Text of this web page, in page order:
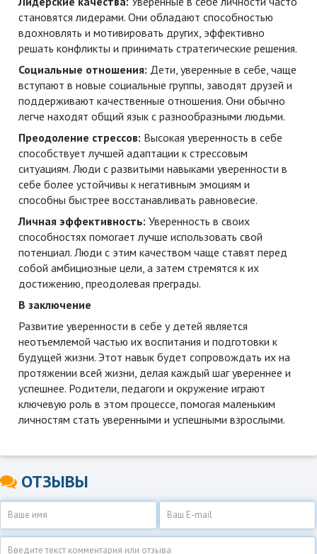
становятся лидерами. Они обладают способностью
вдохновлять и мотивировать других, эффективно
решать конфликты и принимать стратегические решения.
Социальные отношения: Дети, уверенные в себе, чаще
вступают в новые социальные группы, заводят друзей и
поддерживают качественные отношения. Они обычно
легче находят общий язык с разнообразными людьми.
Преодоление стрессов: Высокая уверенность в себе
способствует лучшей адаптации к стрессовым
ситуациям. Люди с развитыми навыками уверенности в
себе более устойчивы к негативным эмоциям и
способны быстрее восстанавливать равновесие.
Личная эффективность: Уверенность в своих
способностях помогает лучше использовать свой
потенциал. Люди с этим качеством чаще ставят перед
собой амбициозные цели, а затем стремятся к их
достижению, преодолевая преграды.
В заключение
Развитие уверенности в себе у детей является
неотъемлемой частью их воспитания и подготовки к
будущей жизни. Этот навык будет сопровождать их на
протяжении всей жизни, делая каждый шаг увереннее и
успешнее. Родители, педагоги и окружение играют
ключевую роль в этом процессе, помогая маленьким
личностям стать уверенными и успешными взрослыми.
ОТЗЫВЫ